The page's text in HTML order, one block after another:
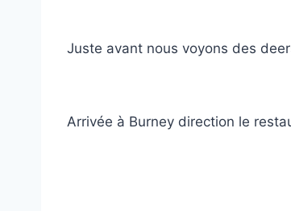
Juste avant nous voyons des
Arrivée à Burney direction le